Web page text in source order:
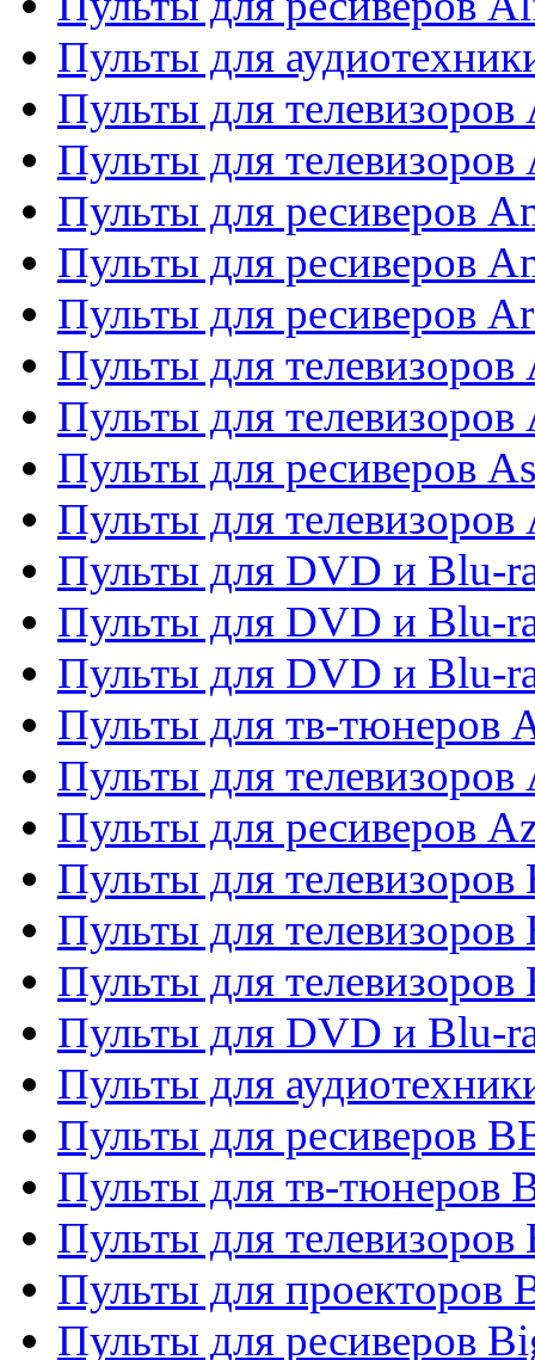
Пульты для
Пульты для
Пульты для
Пульты для ресиверов
Пульты для ресиверов
Пульты для ресиверов
Пульты для
Пульты для телевизоров
Пульты для ресиверов
Пульты для телевизоров
Пульты для DVD и Blu-
Пульты для DVD и Blu-
Пульты для DVD и Blu-
Пульты для тв-тюнеров
Пульты для телевизоров
Пульты для ресиверов
Пульты для
Пульты для
Пульты для
Пульты для DVD и Blu-
Пульты для
Пульты для ресиверов
Пульты для тв-тюнеров
Пульты для телевизоров
Пульты для проекторов
Пульты для ресиверов